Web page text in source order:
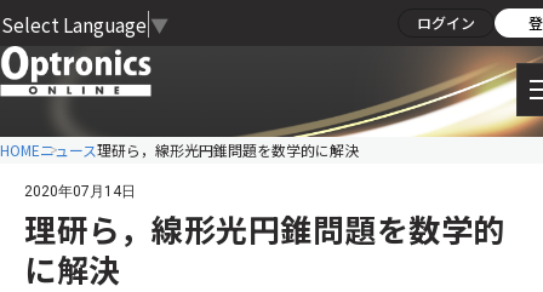
Select Language ▼ ログイン
HOMEニュース理研ら，線形光円錐問題を数学的に解決
2020年07月14日
理研ら，線形光円錐問題を数学的
に解決